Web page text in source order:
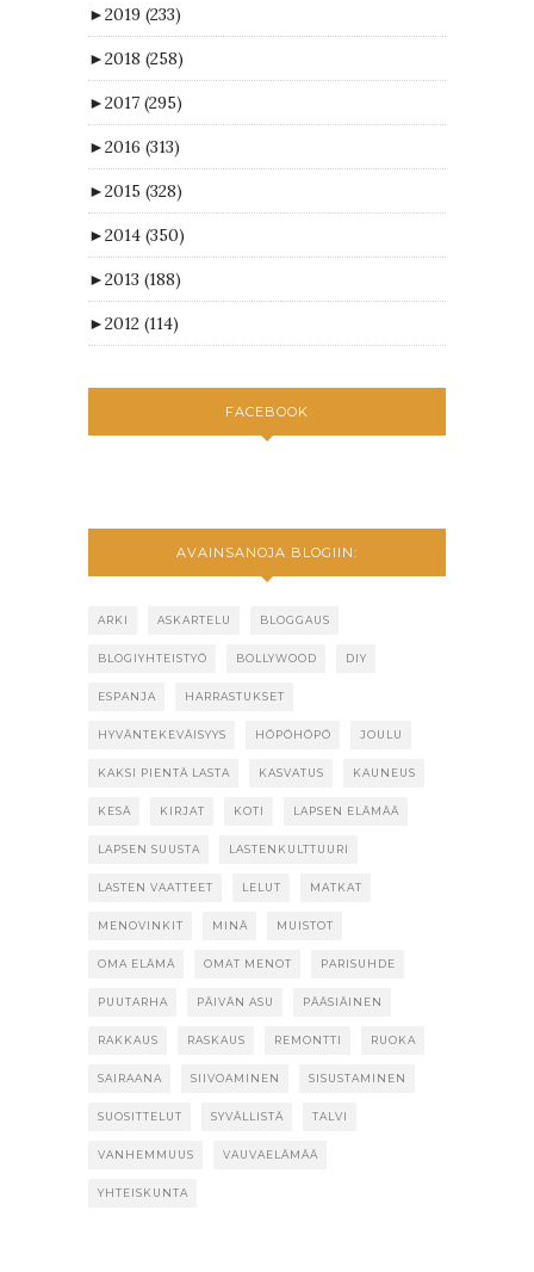
►2019 (233)
►2018 (258)
►2017 (295)
►2016 (313)
►2015 (328)
►2014 (350)
►2013 (188)
►2012 (114)
FACEBOOK
AVAINSANOJA BLOGIIN:
ARKI ASKARTELU BLOGGAUS
BLOGIYHTEISTYÖ BOLLYWOOD DIY
ESPANJA HARRASTUKSET
HYVÄNTEKEVÄISYYS HÖPÖHÖPÖ JOULU
KAKSI PIENTÄ LASTA KASVATUS KAUNEUS
KESÄ KIRJAT KOTI LAPSEN ELÄMÄÄ
LAPSEN SUUSTA LASTENKULTTUURI
LASTEN VAATTEET LELUT MATKAT
MENOVINKIT MINÄ MUISTOT
OMA ELÄMÄ OMAT MENOT PARISUHDE
PUUTARHA PÄIVÄN ASU PÄÄSIÄINEN
RAKKAUS RASKAUS REMONTTI RUOKA
SAIRAANA SIIVOAMINEN SISUSTAMINEN
SUOSITTELUT SYVÄLLISTÄ TALVI
VANHEMMUUS VAUVAELÄMÄÄ
YHTEISKUNTA